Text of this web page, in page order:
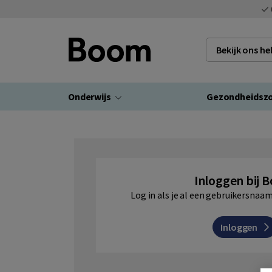
Bekijk ons
Onderwijs
Inloggen bij
Log in als je al een
Inloggen